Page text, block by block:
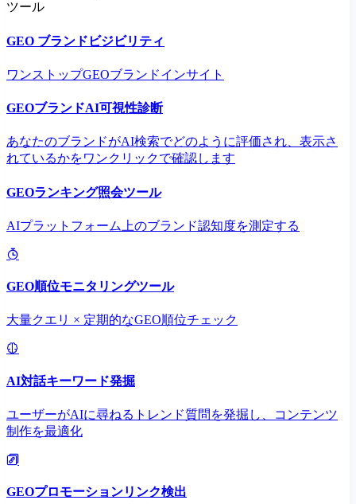
ツール
GEO ブランドビジビリティ
ワンストップGEOブランドインサイト
GEOブランドAI可視性診断
あなたのブランドがAI検索でどのように評価され、表示さ
れているかをワンクリックで確認します
GEOランキング照会ツール
AIプラットフォーム上のブランド認知度を測定する
GEO順位モニタリングツール
大量クエリ × 定期的なGEO順位チェック
AI対話キーワード発掘
ユーザーがAIに尋ねるトレンド質問を発掘し、コンテンツ
制作を最適化
GEOプロモーションリンク検出